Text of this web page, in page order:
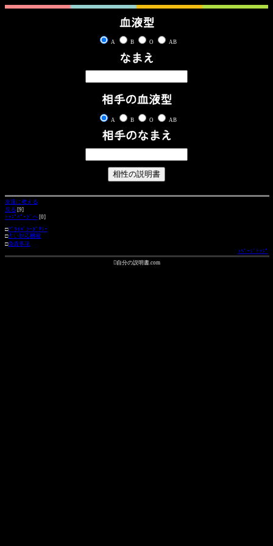
A B O AB
A B O AB
友達に教える
戻る [9]
ﾄｯﾌﾟﾍﾟｰｼﾞへ [0]
□ﾌﾟﾗｲﾊﾞｼｰﾎﾟﾘｼｰ
□占い対応機種
□免責事項
↑ﾍﾟｰｼﾞﾄｯﾌﾟ
自分の説明書.com